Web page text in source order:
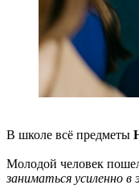
В школе всё предметы
Молодой человек
заниматься усиленно